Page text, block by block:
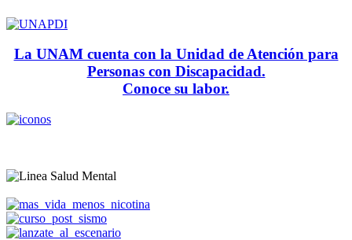
La UNAM cuenta con la Unidad de Atención para
Personas con Discapacidad.
Conoce su labor.